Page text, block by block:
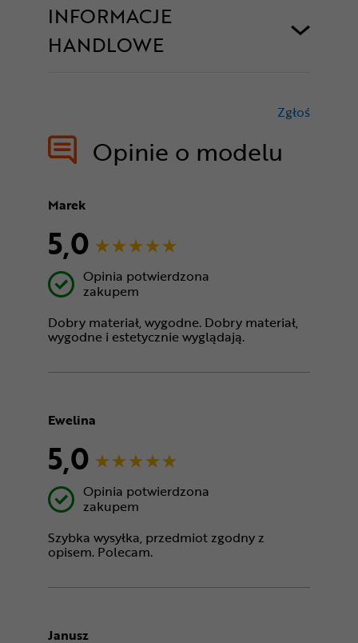
INFORMACJE
HANDLOWE
Opinie o modelu
Zgłoś
Marek
5,0
Opinia potwierdzona
zakupem
Dobry materiał, wygodne. Dobry materiał,
wygodne i estetycznie wyglądają.
Ewelina
5,0
Opinia potwierdzona
zakupem
Szybka wysyłka, przedmiot zgodny z
opisem. Polecam.
Janusz